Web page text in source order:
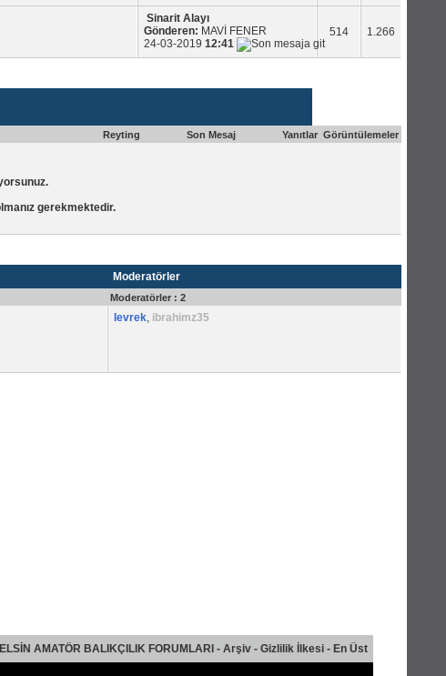
Sinarit Alayı
Gönderen: MAVİ FENER
24-03-201912:41
514 1.266
Reyting Son Mesaj Yanıtlar Görüntülemeler
gerekmektedir.
Moderatörler
Moderatörler : 2
levrek, ibrahimz35
AMATÖR BALIKÇILIK FORUMLARI -Arşiv -Gizlilik İlkesi - En Üst